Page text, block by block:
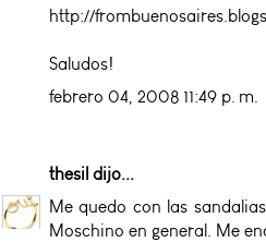
http://
Saludos!
febrero 04, 2008 11:49 p. m.
thesil dijo...
Me quedo con las
Moschino en general. Me